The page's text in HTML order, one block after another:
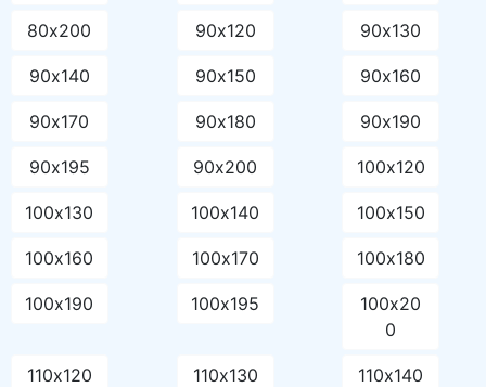
80х200 90х120 90х130
90х140 90х150 90х160
90х170 90х180 90х190
90х195 90х200 100х120
100х130 100х140 100х150
100х160 100х170 100х180
100х190 100х195
100х20
0
110х120 110х130 110х140